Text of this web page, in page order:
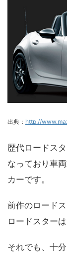
出典： http://
歴代ロードス
なっており車
カーです。
前作のロード
ロードスター
それでも、十